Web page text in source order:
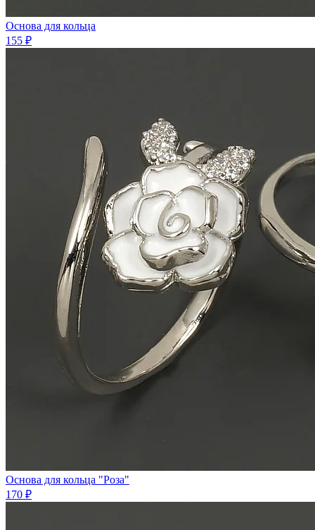
Основа для кольца
155 ₽
Основа для кольца "Роза"
170 ₽